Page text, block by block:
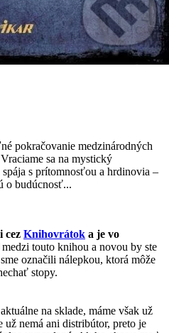
pokračovanie medzinárodných
sa na mystický
s prítomnosťou a hrdinovia –
o budúcnosť...
cez Knihovrátok a je vo
touto knihou a novou by ste
označili nálepkou, ktorá môže
stopy.
na sklade, máme však už
už nemá ani distribútor, preto je